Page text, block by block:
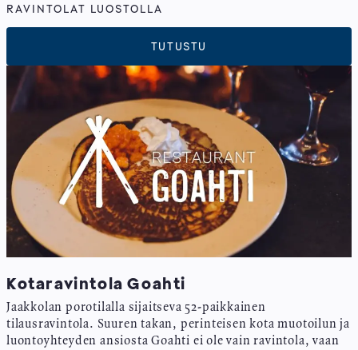
RAVINTOLAT LUOSTOLLA
TUTUSTU
Kotaravintola Goahti
Jaakkolan porotilalla sijaitseva 52-paikkainen
tilausravintola. Suuren takan, perinteisen kota muotoilun ja
luontoyhteyden ansiosta Goahti ei ole vain ravintola, vaan